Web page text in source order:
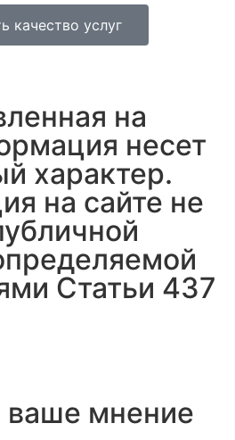
качество услуг
на
несет
характер.
на сайте не
Статьи 437
мнение